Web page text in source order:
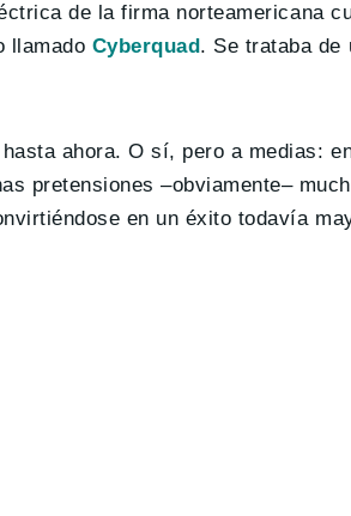
de la firma norteamericana
llamado Cyberquad . Se trataba de
ahora. O sí, pero a medias:
pretensiones –obviamente–
en un éxito todavía